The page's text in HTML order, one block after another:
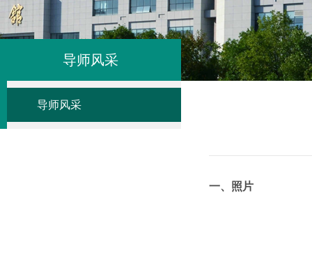
导师风采
导师风采
一、照片